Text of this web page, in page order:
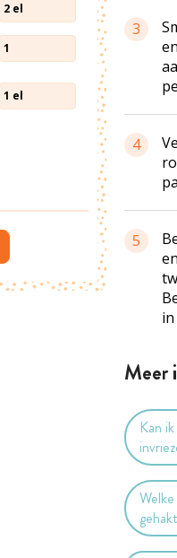
3
4
5
Meer
Kan
2 el
1
1 el